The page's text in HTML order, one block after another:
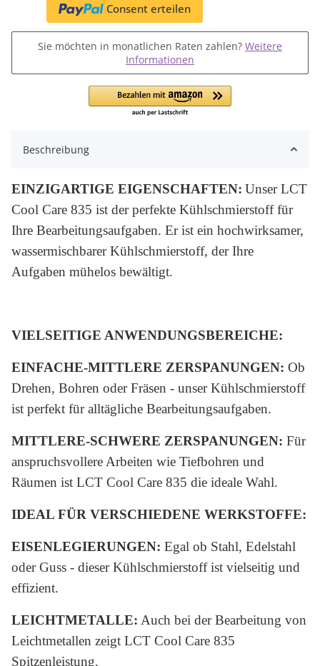
Consent erteilen
Sie möchten in monatlichen Raten zahlen? Weitere
Informationen
Beschreibung
EINZIGARTIGE EIGENSCHAFTEN: Unser LCT
Cool Care 835 ist der perfekte Kühlschmierstoff für
Ihre Bearbeitungsaufgaben. Erist ein hochwirksamer,
wassermischbarer Kühlschmierstoff, der Ihre
Aufgaben mühelos bewältigt.
VIELSEITIGE ANWENDUNGSBEREICHE:
EINFACHE-MITTLERE ZERSPANUNGEN: Ob
Drehen, Bohren oder Fräsen - unser Kühlschmierstoff
ist perfekt für alltägliche Bearbeitungsaufgaben.
MITTLERE-SCHWERE ZERSPANUNGEN: Für
anspruchsvollere Arbeiten wie Tiefbohren und
Räumen ist LCT Cool Care 835 die ideale Wahl.
IDEAL FÜR VERSCHIEDENE WERKSTOFFE:
EISENLEGIERUNGEN: Egal ob Stahl, Edelstahl
oder Guss - dieser Kühlschmierstoff ist vielseitig und
effizient.
LEICHTMETALLE: Auch bei der Bearbeitung von
Leichtmetallen zeigt LCT Cool Care 835
Spitzenleistung.